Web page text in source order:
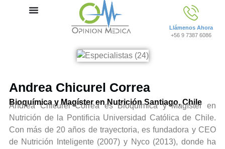
Llámenos Ahora
+56 9 7387 6086
Andrea Chicurel Correa
Bioquímica y Magíster en Nutrición Santiago, Chile
Andrea Chicurel Correa es Bioquímica y Magíster en
Nutrición de la Pontificia Universidad Católica de Chile.
Con más de 20 años de trayectoria, es fundadora y CEO
de Nutrición Inteligente (2007) y Nyco (2013), donde ha